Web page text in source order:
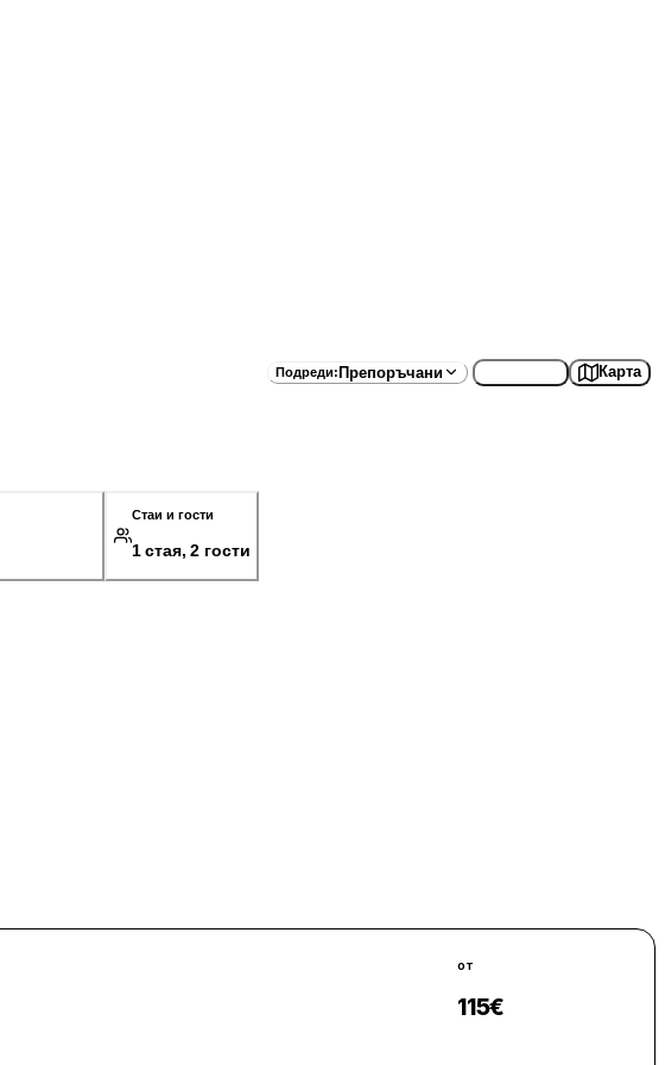
Подреди:Препоръчани Карта
Стаи и гости
1 стая, 2 гости
от
115€